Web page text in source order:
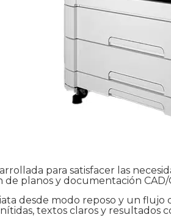
para satisfacer las
planos y documentación CAD/
desde modo reposo y un
textos claros y resultados